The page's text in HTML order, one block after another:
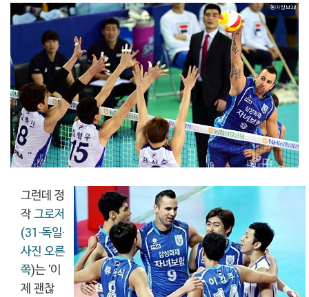
그런데 정
작그로저
(31·독일·
사진 오른
쪽)는 '이
제 괜찮